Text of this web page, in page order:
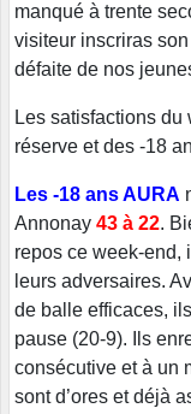
manqué à trente
visiteur inscriras
défaite de nos
Les satisfactions du
réserve et des -18
Les -18 ans AURA
Annonay 43 à 22.
repos ce week-end,
leurs adversaires.
de balle efficaces,
pause (20-9). Ils
consécutive et à un
sont d’ores et déjà